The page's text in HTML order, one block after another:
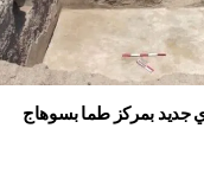
جديد بمركز طما بسوهاج